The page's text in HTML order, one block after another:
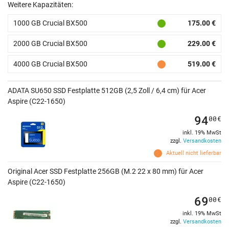
Weitere Kapazitäten:
1000 GB Crucial BX500 175.00 €
2000 GB Crucial BX500 229.00 €
4000 GB Crucial BX500 519.00 €
ADATA SU650 SSD Festplatte 512GB (2,5 Zoll / 6,4 cm) für Acer
Aspire (C22-1650)
Aktuell nicht lieferbar
9400€
inkl. 19% MwSt
zzgl. Versandkosten
Original Acer SSD Festplatte 256GB (M.2 22 x 80 mm) für Acer
Aspire (C22-1650)
6900€
inkl. 19% MwSt
zzgl. Versandkosten